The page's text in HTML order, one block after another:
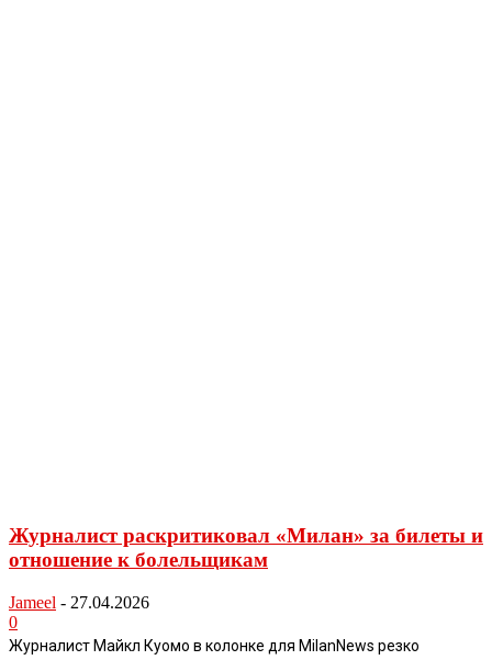
Журналист раскритиковал «Милан» за билеты и
отношение к болельщикам
Jameel - 27.04.2026
0
Журналист Майкл Куомо в колонке для MilanNews резко